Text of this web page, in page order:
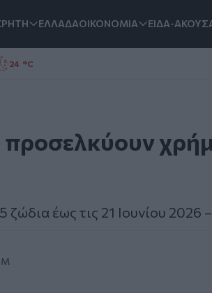
ΕΛΛΑΔΑΟΙΚΟΝΟΜΙΑ ΕΙΔΑ-
24 °C
ζώδια έως τις 21 Ιουνίου